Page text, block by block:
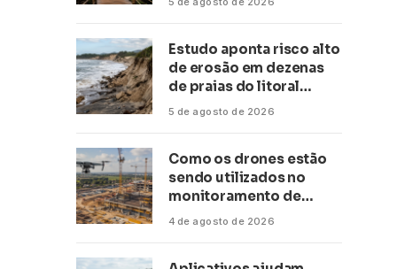
Estudo aponta risco alto
de erosão em dezenas
de praias do litoral
paulista
5 de agosto de 2026
Como os drones estão
sendo utilizados no
monitoramento de
obras de grande porte?
4 de agosto de 2026